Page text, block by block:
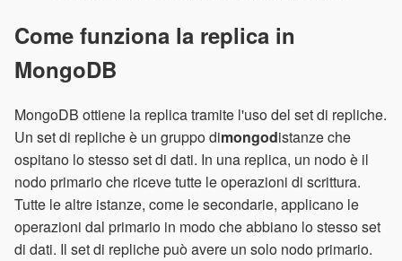
Come funziona la replica in
MongoDB
MongoDB ottiene la replica tramite l'uso del set di repliche.
Un set di repliche è un gruppo dimongodistanze che
ospitano lo stesso set di dati. In una replica, un nodo è il
nodo primario che riceve tutte le operazioni di scrittura.
Tutte le altre istanze, come le secondarie, applicano le
operazioni dal primario in modo che abbiano lo stesso set
di dati. Il set di repliche può avere un solo nodo primario.